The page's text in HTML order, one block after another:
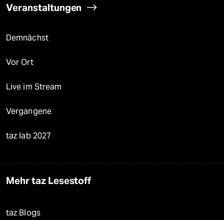
Veranstaltungen
Demnächst
Vor Ort
Live im Stream
Vergangene
taz lab 2027
Mehr taz Lesestoff
taz Blogs